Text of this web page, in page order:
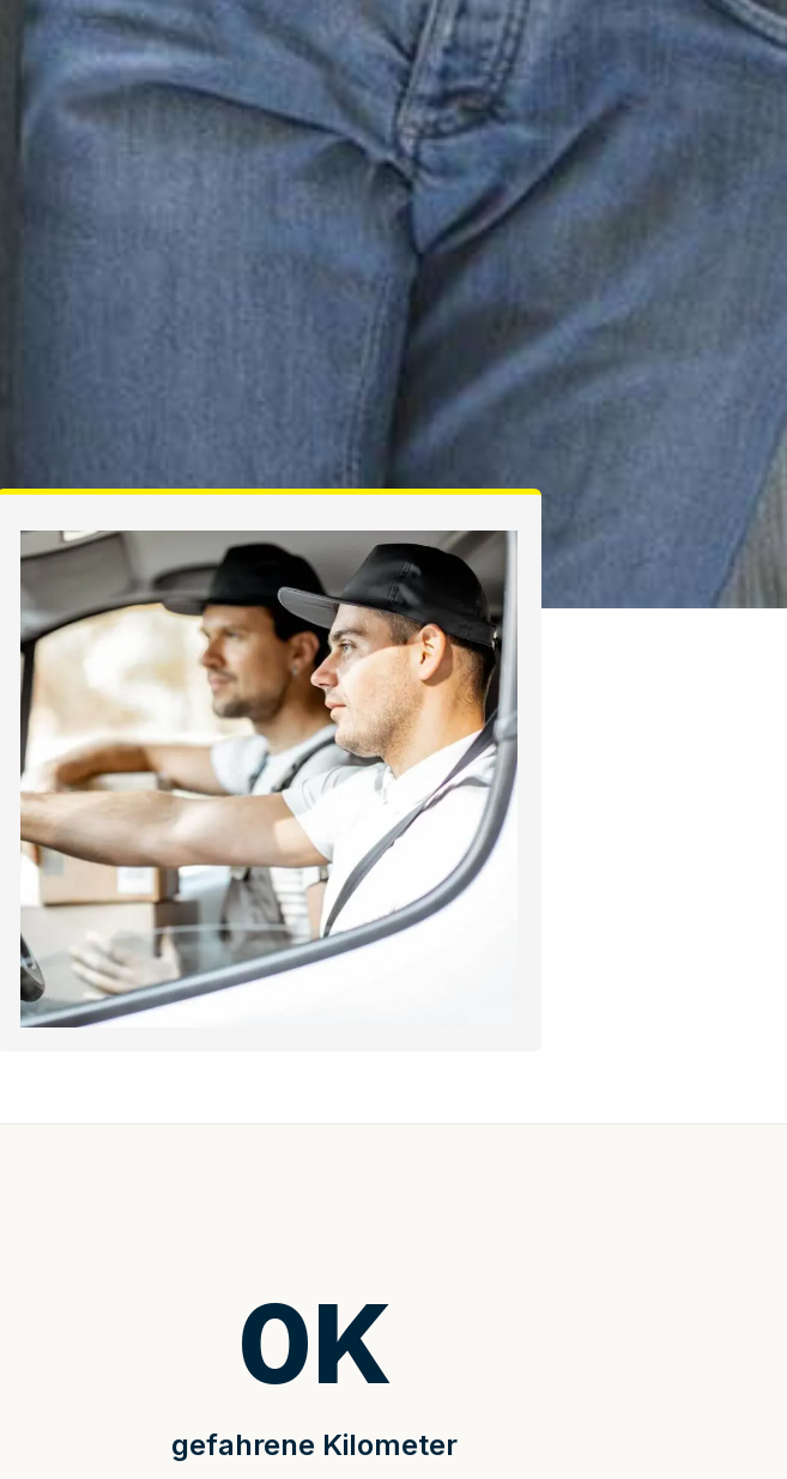
gefahrene Kilometer
0K